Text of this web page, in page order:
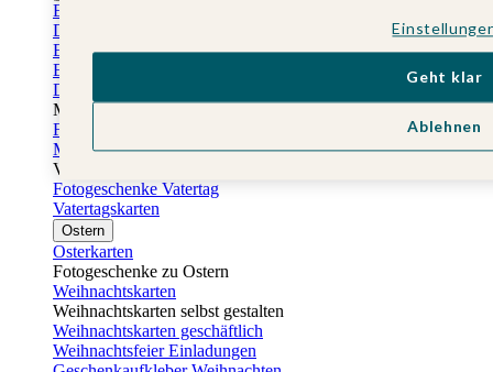
Einladungskarten Jugendweihe
Dankeskarten Jugendweihe
Einschulungskarten
Einladungskarten Einschulung
Danksagung Einschulung
Muttertag
Fotogeschenke Muttertag
Muttertagskarten
Vatertag
Fotogeschenke Vatertag
Vatertagskarten
Ostern
Osterkarten
Fotogeschenke zu Ostern
Weihnachtskarten
Weihnachtskarten selbst gestalten
Weihnachtskarten geschäftlich
Weihnachtsfeier Einladungen
Ablehnen
Geht klar